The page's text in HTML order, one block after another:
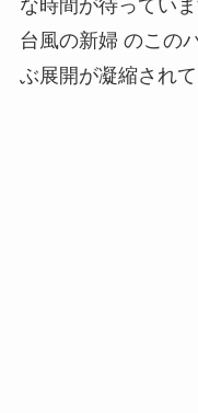
な時間が待っていま
台風の新婦 のこの
ぶ展開が凝縮されて